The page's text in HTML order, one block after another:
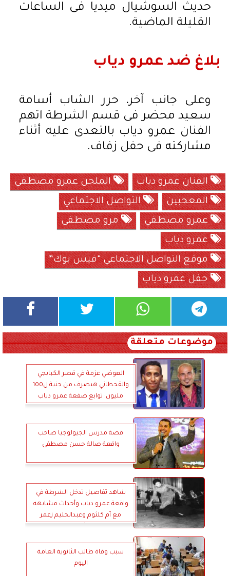
حديث السوشيال ميديا فى الساعات
القليلة الماضية.
بلاغ ضد عمرو دياب
وعلى جانب آخر، حرر الشاب أسامة
سعيد محضر فى قسم الشرطة اتهم
الفنان عمرو دياب بالتعدى عليه أثناء
مشاركته فى حفل زفاف.
الفنان عمرو دياب
الملحن عمرو مصطفي
المعجبين
التواصل الاجتماعي
عمرو مصطفي
مرو مصطفى
عمرو دياب
موقع التواصل الاجتماعي “فيس بوك”
حفل عمرو دياب
موضوعات متعلقة
العوضي عزمة في قصر الكبابجي
والقحطاني هيصرف من جنية ل100
مليون: توابع صفعة عمرو دياب
قصة مدرس الجيولوجيا صاحب
واقعة صالة حسن مصطفى
شاهد تفاصيل تدخل الشرطة في
واقعة عمرو دياب وأحداث مشابهه
مع أم كلثوم وعبدالحليم زعمر
سبب وفاة طالب الثانوية العامة
اليوم